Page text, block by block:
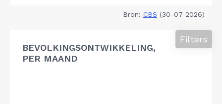
Bron: CBS (30-07-2026)
BEVOLKINGSONTWIKKELING,
PER MAAND
Filters